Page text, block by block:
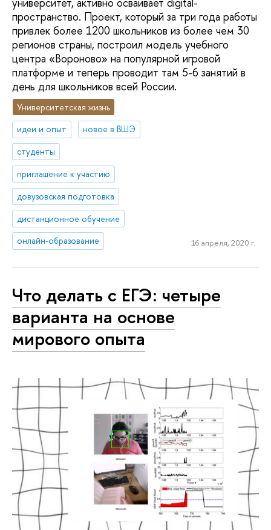
пространство. Проект, который за три года работы
привлек более 1200 школьников из более чем 30
регионов страны, построил модель учебного
центра «Вороново» на популярной игровой
платформе и теперь проводит там 5-6 занятий в
день для школьников всей России.
Университетская жизнь
идеи и опыт
новое в ВШЭ
студенты
приглашение к участию
довузовская подготовка
дистанционное обучение
онлайн-образование
16 апреля, 2020 г.
Что делать с ЕГЭ: четыре
варианта на основе
мирового опыта